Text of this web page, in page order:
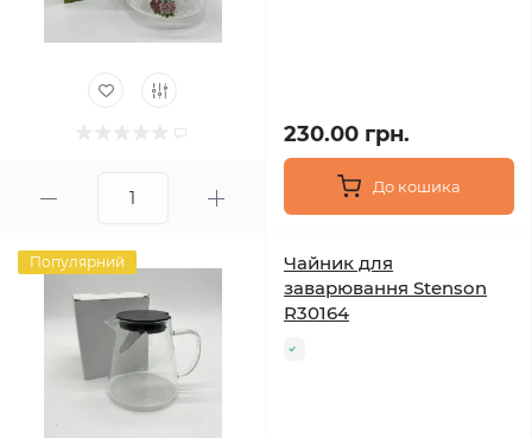
230.00 грн.
До кошика
Популярний
Чайник для
заварювання Stenson
R30164